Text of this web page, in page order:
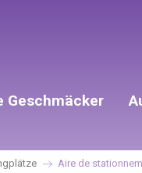
Geschmäcker
Aire de